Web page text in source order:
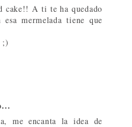
cake!! A ti te ha quedado
mermelada tiene que
;)
me encanta la idea de